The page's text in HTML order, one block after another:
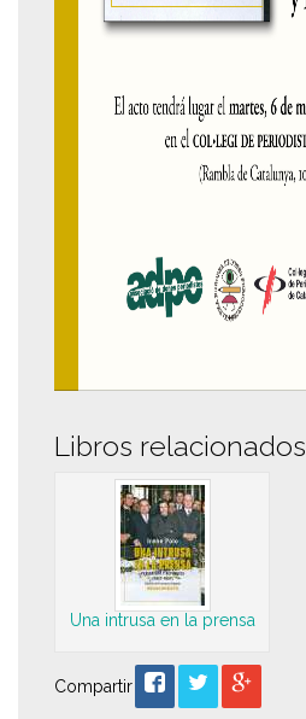
Libros relacionados
Una intrusa en la prensa
Compartir